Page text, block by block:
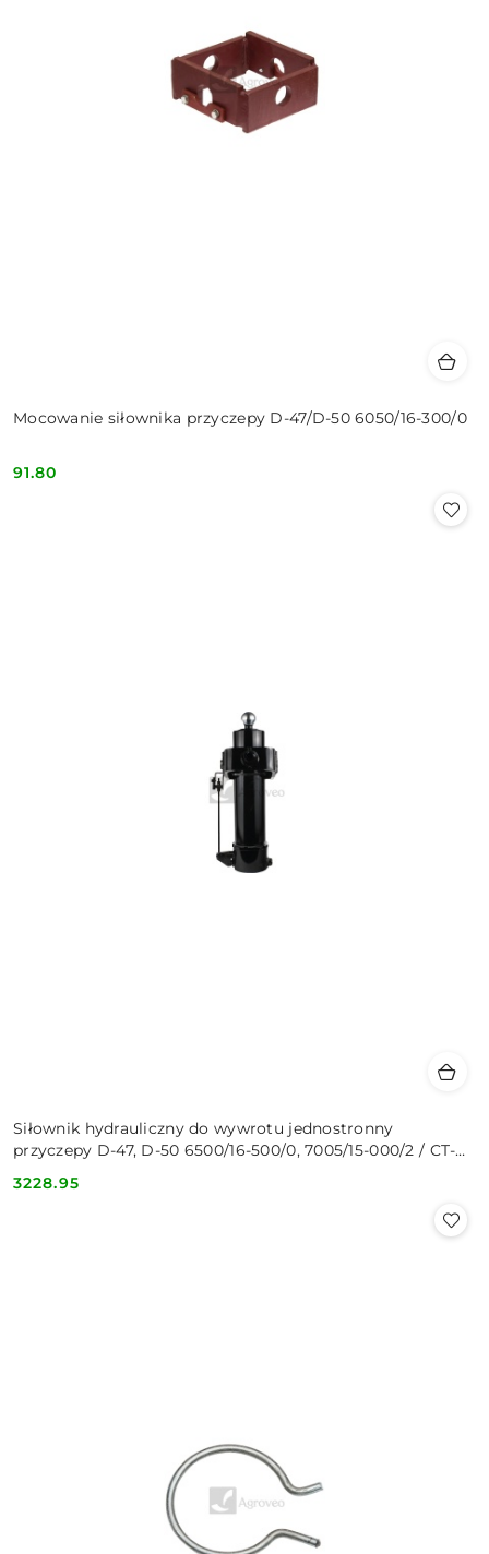
Mocowanie siłownika przyczepy D-47/D-50 6050/16-300/0
Cena:
91.80
Siłownik hydrauliczny do wywrotu jednostronny
przyczepy D-47, D-50 6500/16-500/0, 7005/15-000/2 / CT-
Cena:
3228.95